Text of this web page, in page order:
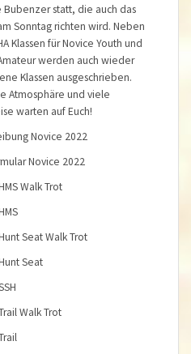
Bubenzer statt, die auch das
Sonntag richten wird. Neben
Klassen für Novice Youth und
werden auch wieder
Klassen ausgeschrieben.
Atmosphäre und viele
warten auf Euch!
Novice 2022
Novice 2022
Walk Trot
Seat Walk Trot
Seat
Walk Trot